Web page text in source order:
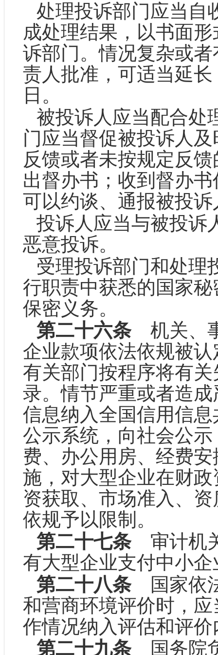
处理投诉部门应当自
成处理结果，以书面
诉部门。情况复杂或
责人批准，可适当延
日。
被投诉人应当配合处
门应当督促被投诉人
反馈或者未按规定反
出督办书；收到督办
可以约谈、通报被投
投诉人应当与被投诉
恶意投诉。
受理投诉部门和处理
行职责中获悉的国家
保密义务。
第二十六条机关、事
企业款项依法依规被
有关部门按程序将有
录。情节严重或者造
信息纳入全国信用信
公示系统，向社会公
费、办公用房、经费
施，对大型企业在财
资获取、市场准入、
依规予以限制。
第二十七条审计机关
有大型企业支付中小
第二十八条国家依法
和营商环境评价时，
作情况纳入评估和评价
第二十九条国务院负